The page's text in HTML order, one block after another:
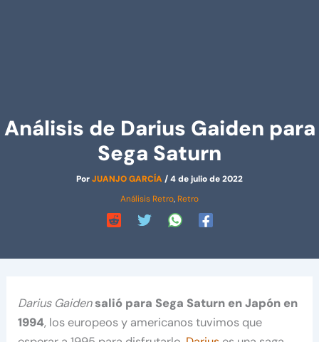
Análisis de Darius Gaiden para
Sega Saturn
PorJUANJO GARCÍA/4 de julio de 2022
Análisis Retro, Retro
Darius Gaidensalió para Sega Saturn en Japón en
1994, los europeos y americanos tuvimos que